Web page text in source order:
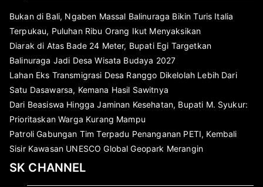
Bukan di Bali, Ngaben Massal Balinuraga Bikin Turis Italia
Terpukau, Puluhan Ribu Orang Ikut Menyaksikan
Diarak di Atas Bade 24 Meter, Bupati Egi Targetkan
Balinuraga Jadi Desa Wisata Budaya 2027
Lahan Eks Transmigrasi Desa Ranggo Dikelolah Lebih Dari
Satu Dasawarsa, Kemana Hasil Sawitnya
Dari Beasiswa Hingga Jaminan Kesehatan, Bupati M. Syukur:
Prioritaskan Warga Kurang Mampu
Patroli Gabungan Tim Terpadu Penanganan PETI, Kembali
Sisir Kawasan UNESCO Global Geopark Merangin
SK CHANNEL